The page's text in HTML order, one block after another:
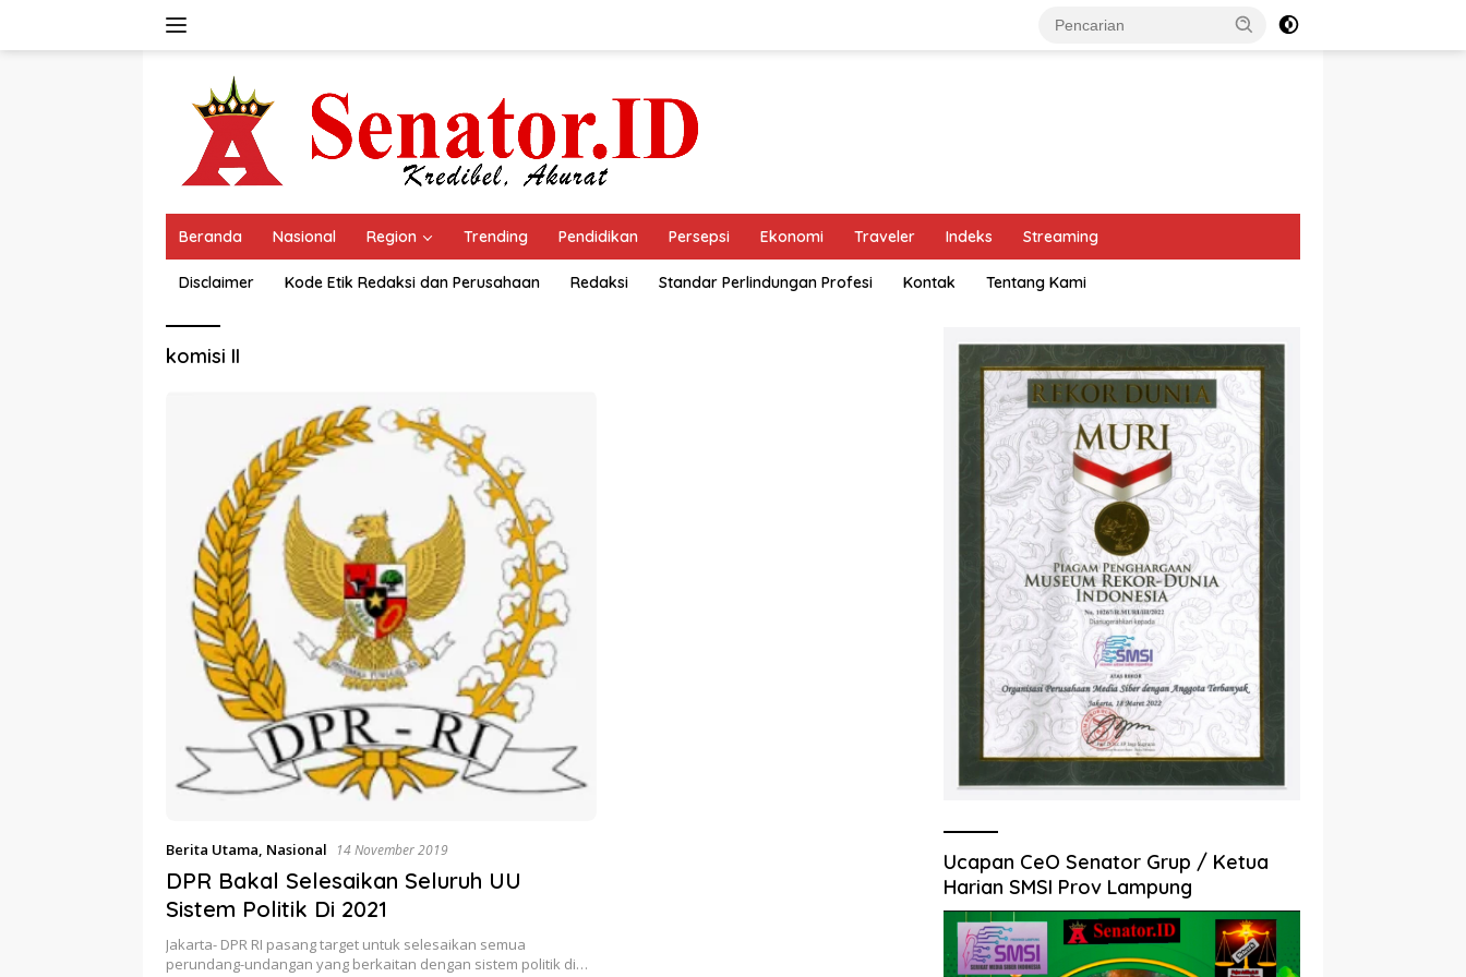
Beranda Nasional Region Trending Pendidikan Persepsi Ekonomi Traveler Indeks Streaming
Disclaimer Kode Etik Redaksi dan Perusahaan Redaksi Standar Perlindungan Profesi Kontak Tentang Kami
komisi II
Berita Utama, Nasional 14 November 2019
DPR Bakal Selesaikan Seluruh UU
Sistem Politik Di 2021
Jakarta- DPR RI pasang target untuk selesaikan semua
perundang-undangan yang berkaitan dengan sistem politik di…
Ucapan CeO Senator Grup / Ketua
Harian SMSI Prov Lampung